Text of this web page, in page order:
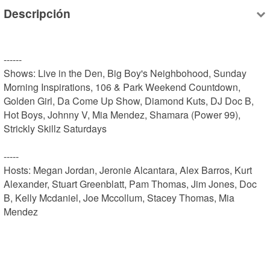
Descripción
------
Shows: Live in the Den, Big Boy's Neighbohood, Sunday
Morning Inspirations, 106 & Park Weekend Countdown,
Golden Girl, Da Come Up Show, Diamond Kuts, DJ Doc B,
Hot Boys, Johnny V, Mia Mendez, Shamara (Power 99),
Strickly Skillz Saturdays
-----
Hosts: Megan Jordan, Jeronie Alcantara, Alex Barros, Kurt
Alexander, Stuart Greenblatt, Pam Thomas, Jim Jones, Doc
B, Kelly Mcdaniel, Joe Mccollum, Stacey Thomas, Mia
Mendez